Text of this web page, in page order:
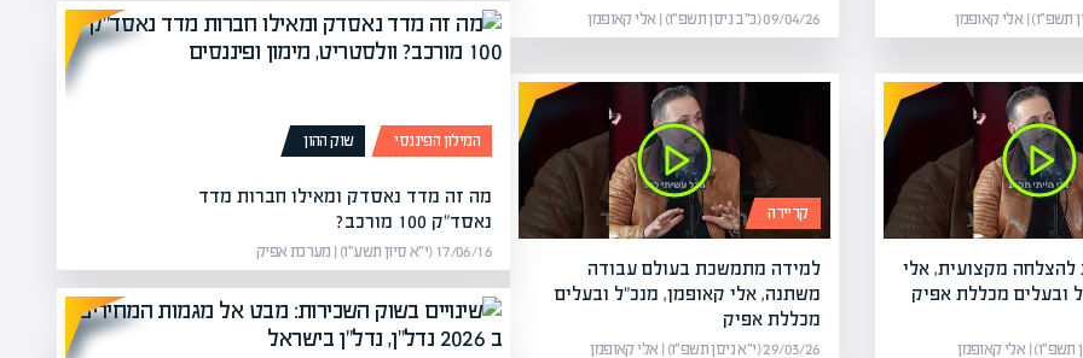
09/04/26 (כ״ב ניסן תשפ״ו) | אלי קאופמן
להצלחה מקצועית, אלי
ובעלים מכללת אפיק
קריירה
למידה מתמשכת בעולם עבודה
משתנה, אלי קאופמן, מנכ"ל ובעלים
מכללת אפיק
29/03/26 (י״א ניסן תשפ״ו) | אלי קאופמן
המילון הפיננסי שוק ההון
מה זה מדד נאסדק ומאילו חברות מדד
נאסד"ק 100 מורכב?
17/06/16 (י״א סיון תשע״ו) | מערכת אפיק